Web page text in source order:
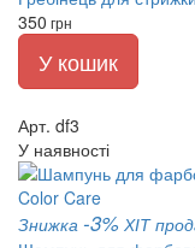
350 грн
У кошик
Арт. df3
У наявності
Знижка -3% ХІТ